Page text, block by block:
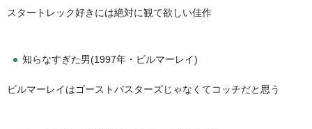
スタートレック好きには絶対に観て欲しい佳作
知らなすぎた男(1997年・ビルマーレイ)
ビルマーレイはゴーストバスターズじゃなくてコッチだと思う